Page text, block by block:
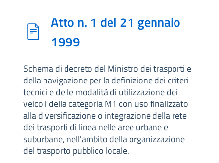
Atto n. 1 del 21 gennaio
1999
Schema di decreto del Ministro dei trasporti e
della navigazione per la definizione dei criteri
tecnici e delle modalità di utilizzazione dei
veicoli della categoria M1 con uso finalizzato
alla diversificazione o integrazione della rete
dei trasporti di linea nelle aree urbane e
suburbane, nell'ambito della organizzazione
del trasporto pubblico locale.